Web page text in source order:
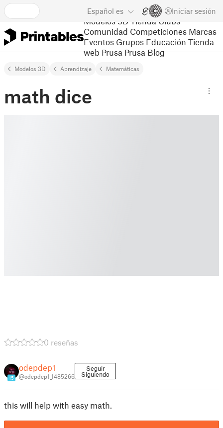
Español es Iniciar sesión
Modelos 3D Tienda Clubs
Comunidad Competiciones Marcas
Eventos Grupos Educación Tienda
web Prusa Prusa Blog
Modelos 3D Aprendizaje Matemáticas
math dice
0 reseñas
15
odepdep1
@odepdep1_1485266
Seguir
Siguiendo
this will help with easy math.